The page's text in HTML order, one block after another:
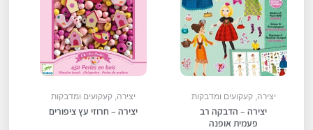
יצירה, קעקועים ומדבקות
יצירה – הדבקה רב
פעמית אופנה
יצירה, קעקועים ומדבקות
יצירה – חרוזי עץ ציפורים